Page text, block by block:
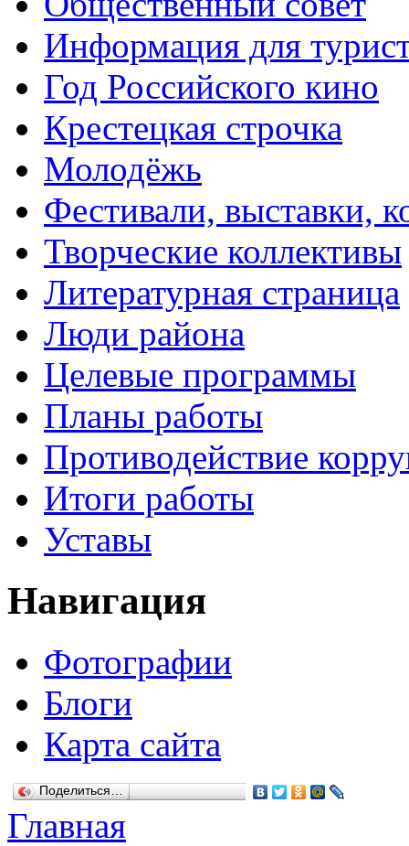
Информация для
Год Российского кино
Крестецкая строчка
Молодёжь
Фестивали, выставки,
Творческие коллективы
Литературная страница
Люди района
Целевые программы
Планы работы
Противодействие
Итоги работы
Уставы
Навигация
Фотографии
Блоги
Карта сайта
Поделиться…
Главная